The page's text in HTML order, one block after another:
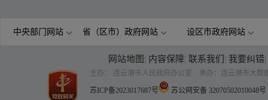
中央部门网站 省（区市）政府网站 设区市政府网站
网站地图 | 内容保障| 联系我们 | 我要纠错|
主办： 连云港市人民政府办公室 承办：连云港市大数
苏ICP备2023017687号 苏公网安备 32070502010048号